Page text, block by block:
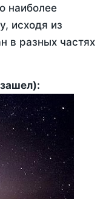
наиболее
исходя из
в разных частях